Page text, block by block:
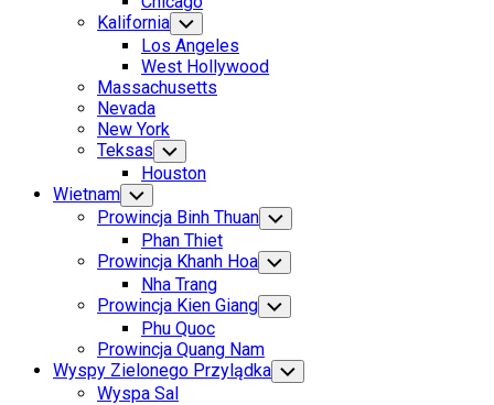
Menu
Kalifornia Toggle
Child
Menu
Los Angeles
West Hollywood
Massachusetts
Nevada
New York
Teksas Toggle
Child
Menu
Houston
Wietnam Toggle
Child
Menu
Prowincja Binh Thuan Toggle
Child
Menu
Phan Thiet
Prowincja Khanh Hoa Toggle
Child
Menu
Nha Trang
Prowincja Kien Giang Toggle
Child
Phu Quoc
Prowincja Quang Nam
Wyspy Zielonego Przylądka Toggle
Child
Wyspa Sal